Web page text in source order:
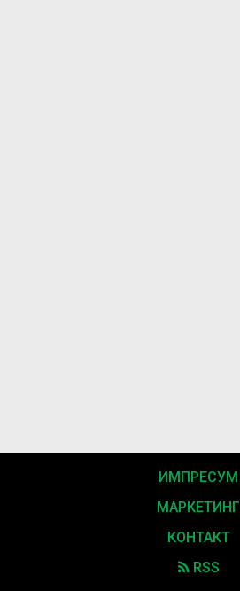
ИМПРЕСУМ
МАРКЕТИНГ
КОНТАКТ
RSS